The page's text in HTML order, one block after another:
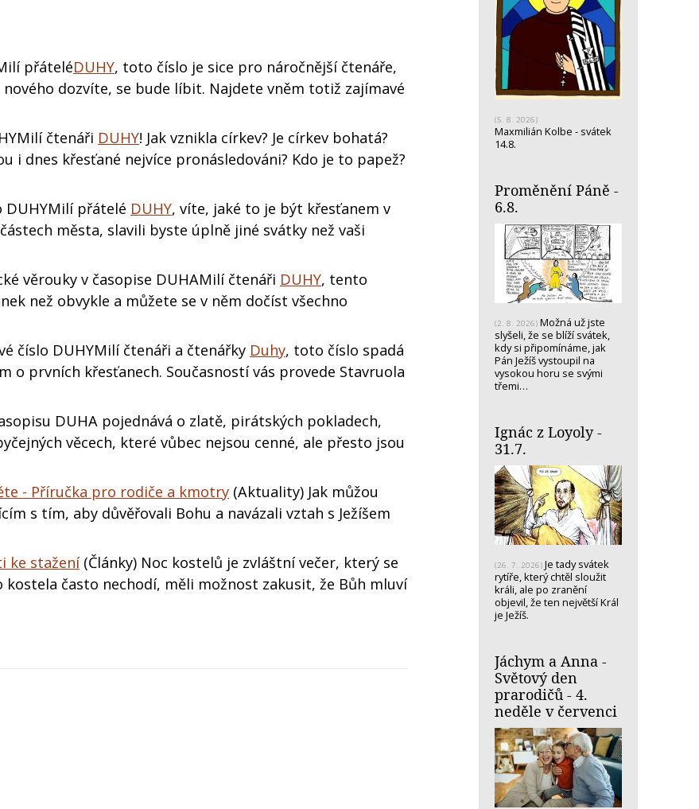
přáteléDUHY, toto číslo je sice pro náročnější čtenáře,
dozvíte, se bude líbit. Najdete vněm totiž zajímavé
čtenáři DUHY! Jak vznikla církev? Je církev bohatá?
i dnes křesťané nejvíce pronásledováni? Kdo je to papež?
DUHYMilí přátelé DUHY, víte, jaké to je být křesťanem v
města, slavili byste úplně jiné svátky než vaši
věrouky v časopise DUHAMilí čtenáři DUHY, tento
než obvykle a můžete se v něm dočíst všechno
číslo DUHYMilí čtenáři a čtenářky Duhy, toto číslo spadá
o prvních křesťanech. Současností vás provede Stavruola
DUHA pojednává o zlatě, pirátských pokladech,
věcech, které vůbec nejsou cenné, ale přesto jsou
- Příručka pro rodiče a kmotry (Aktuality) Jak můžou
s tím, aby důvěřovali Bohu a navázali vztah s Ježíšem
ke stažení(Články) Noc kostelů je zvláštní večer, který se
často nechodí, měli možnost zakusit, že Bůh mluví
(5. 8. 2026)
Maxmilián Kolbe - svátek
14.8.
Proměnění Páně -
6.8.
(2. 8. 2026) Možná už jste
slyšeli, že se blíží svátek,
kdy si připomínáme, jak
Pán Ježíš vystoupil na
vysokou horu se svými
třemi…
Ignác z Loyoly -
31.7.
(26. 7. 2026) Je tady svátek
rytíře, který chtěl sloužit
králi, ale po zranění
objevil, že ten největší Král
je Ježíš.
Jáchym a Anna -
Světový den
prarodičů - 4.
neděle v červenci